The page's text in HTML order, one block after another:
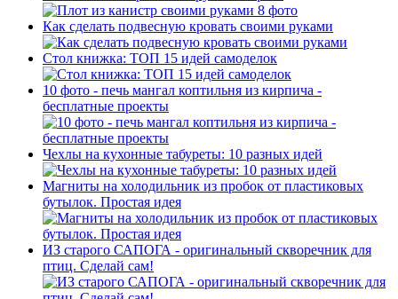
Как сделать подвесную кровать своими руками
Стол книжка: ТОП 15 идей самоделок
10 фото - печь мангал коптильня из кирпича -
бесплатные проекты
Чехлы на кухонные табуреты: 10 разных идей
Магниты на холодильник из пробок от пластиковых
бутылок. Простая идея
ИЗ старого САПОГА - оригинальный скворечник для
птиц. Сделай сам!